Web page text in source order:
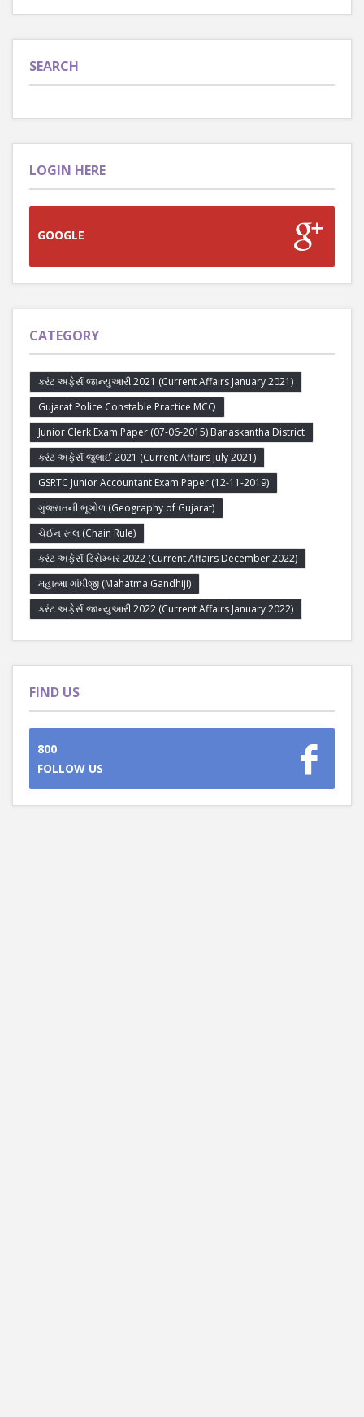
SEARCH
LOGIN HERE
GOOGLE
CATEGORY
કરંટ અફેર્સ જાન્યુઆરી 2021 (Current Affairs January 2021)
Gujarat Police Constable Practice MCQ
Junior Clerk Exam Paper (07-06-2015) Banaskantha District
કરંટ અફેર્સ જુલાઈ 2021 (Current Affairs July 2021)
GSRTC Junior Accountant Exam Paper (12-11-2019)
ગુજરાતની ભૂગોળ (Geography of Gujarat)
ચેઈન રૂલ (Chain Rule)
કરંટ અફેર્સ ડિસેમ્બર 2022 (Current Affairs December 2022)
મહાત્મા ગાંધીજી (Mahatma Gandhiji)
કરંટ અફેર્સ જાન્યુઆરી 2022 (Current Affairs January 2022)
FIND US
800
FOLLOW US